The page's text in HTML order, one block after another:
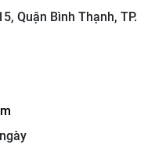
Quận Bình Thạnh, TP.